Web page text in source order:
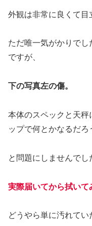
外観は非常に良くて目
ただ唯一気がかりで
ですが、
下の写真左の傷。
本体のスペックと天
ップで何とかなるだろ
と問題にしませんでし
実際届いてから拭いて
どうやら単に汚れてい